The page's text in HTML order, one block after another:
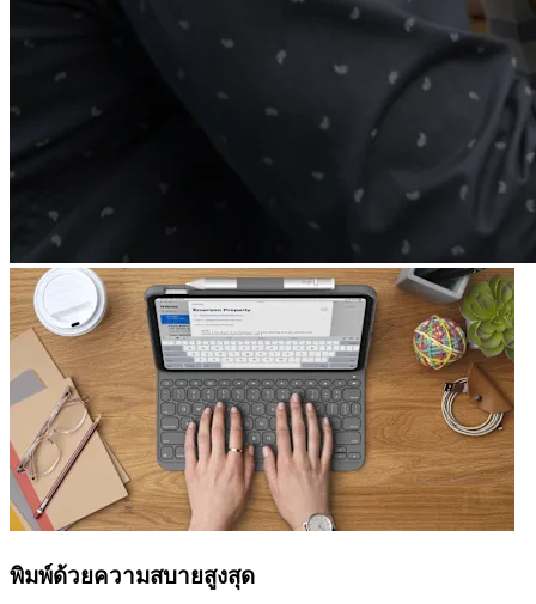
พิมพ์ด้วยความสบายสูงสุด